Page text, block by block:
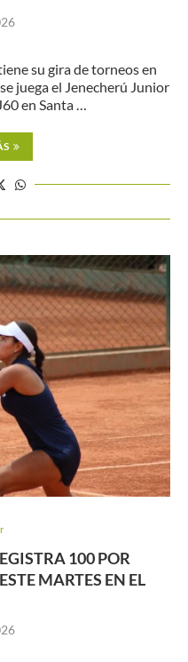
su gira de torneos en
juega el Jenecherú Junior
en Santa …
100 POR
MARTES EN EL